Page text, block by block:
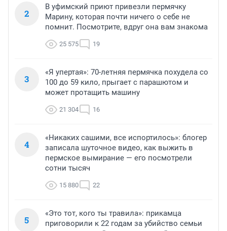
2
В уфимский приют привезли пермячку
Марину, которая почти ничего о себе не
помнит. Посмотрите, вдруг она вам знакома
25 575 19
3
«Я упертая»: 70-летняя пермячка похудела со
100 до 59 кило, прыгает с парашютом и
может протащить машину
21 304 16
4
«Никаких сашими, все испортилось»: блогер
записала шуточное видео, как выжить в
пермское вымирание — его посмотрели
сотни тысяч
15 880 22
5
«Это тот, кого ты травила»: прикамца
приговорили к 22 годам за убийство семьи